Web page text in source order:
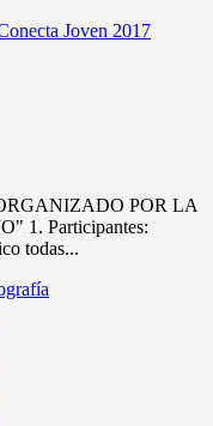
Joven 2017
POR LA
1. Participantes:
todas...